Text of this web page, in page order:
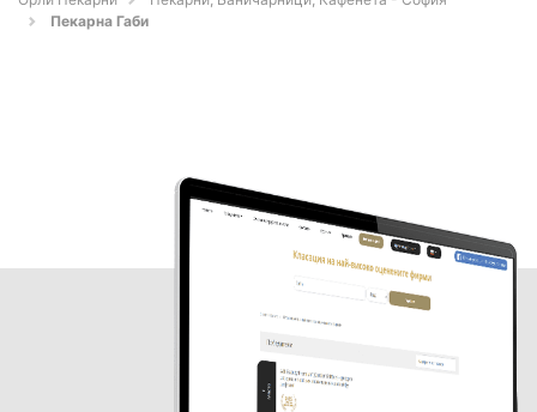
Пекарна Габи